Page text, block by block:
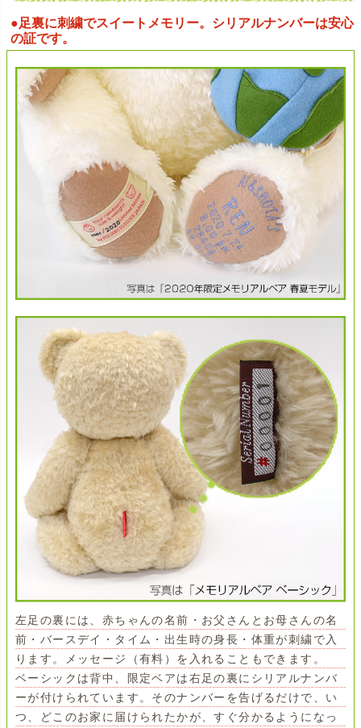
●足裏に刺繍でスイートメモリー。シリアルナンバーは安心
の証です。
左足の裏には、赤ちゃんの名前・お父さんとお母さんの名
前・バースデイ・タイム・出生時の身長・体重が刺繍で入
ります。メッセージ（有料）を入れることもできます。
ベーシックは背中、限定ベアは右足の裏にシリアルナンバ
ーが付けられています。そのナンバーを告げるだけで、い
つ、どこのお家に届けられたかが、すぐ分かるようになっ